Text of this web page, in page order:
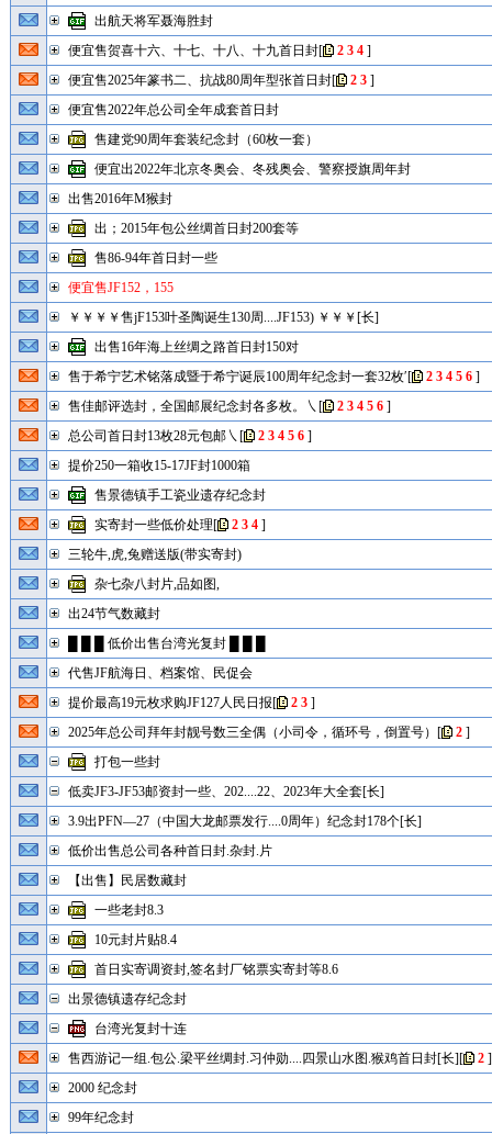
出航天将军聂海胜封
便宜售贺喜十六、十七、十八、十九首日封[ 2 3 4]
便宜售2025年篆书二、抗战80周年型张首日封[ 2 3]
便宜售2022年总公司全年成套首日封
售建党90周年套装纪念封（60枚一套）
便宜出2022年北京冬奥会、冬残奥会、警察授旗周年封
出售2016年M猴封
出；2015年包公丝绸首日封200套等
售86-94年首日封一些
便宜售JF152，155
￥￥￥￥售jF153叶圣陶诞生130周....JF153) ￥￥￥[长]
出售16年海上丝绸之路首日封150对
售于希宁艺术铭落成暨于希宁诞辰100周年纪念封一套32枚′[ 2 3 4 5 6]
售佳邮评选封，全国邮展纪念封各多枚。㇏ [ 2 3 4 5 6]
总公司首日封13枚28元包邮㇏ [ 2 3 4 5 6]
提价250一箱收15-17JF封1000箱
售景德镇手工瓷业遗存纪念封
实寄封一些低价处理[ 2 3 4]
三轮牛,虎,兔赠送版(带实寄封)
杂七杂八封片,品如图,
出24节气数藏封
█ █ █ 低价出售台湾光复封 █ █ █
代售JF航海日、档案馆、民促会
提价最高19元枚求购JF127人民日报[ 2 3]
2025年总公司拜年封靓号数三全偶（小司令，循环号，倒置号） [ 2]
打包一些封
低卖JF3-JF53邮资封一些、202....22、2023年大全套[长]
3.9出PFN—27（中国大龙邮票发行....0周年）纪念封178个[长]
低价出售总公司各种首日封.杂封.片
【出售】民居数藏封
一些老封8.3
10元封片贴8.4
首日实寄调资封,签名封厂铭票实寄封等8.6
出景德镇遗存纪念封
台湾光复封十连
售西游记一组.包公.梁平丝绸封.习仲勋....四景山水图.猴鸡首日封[长][ 2]
2000 纪念封
99年纪念封